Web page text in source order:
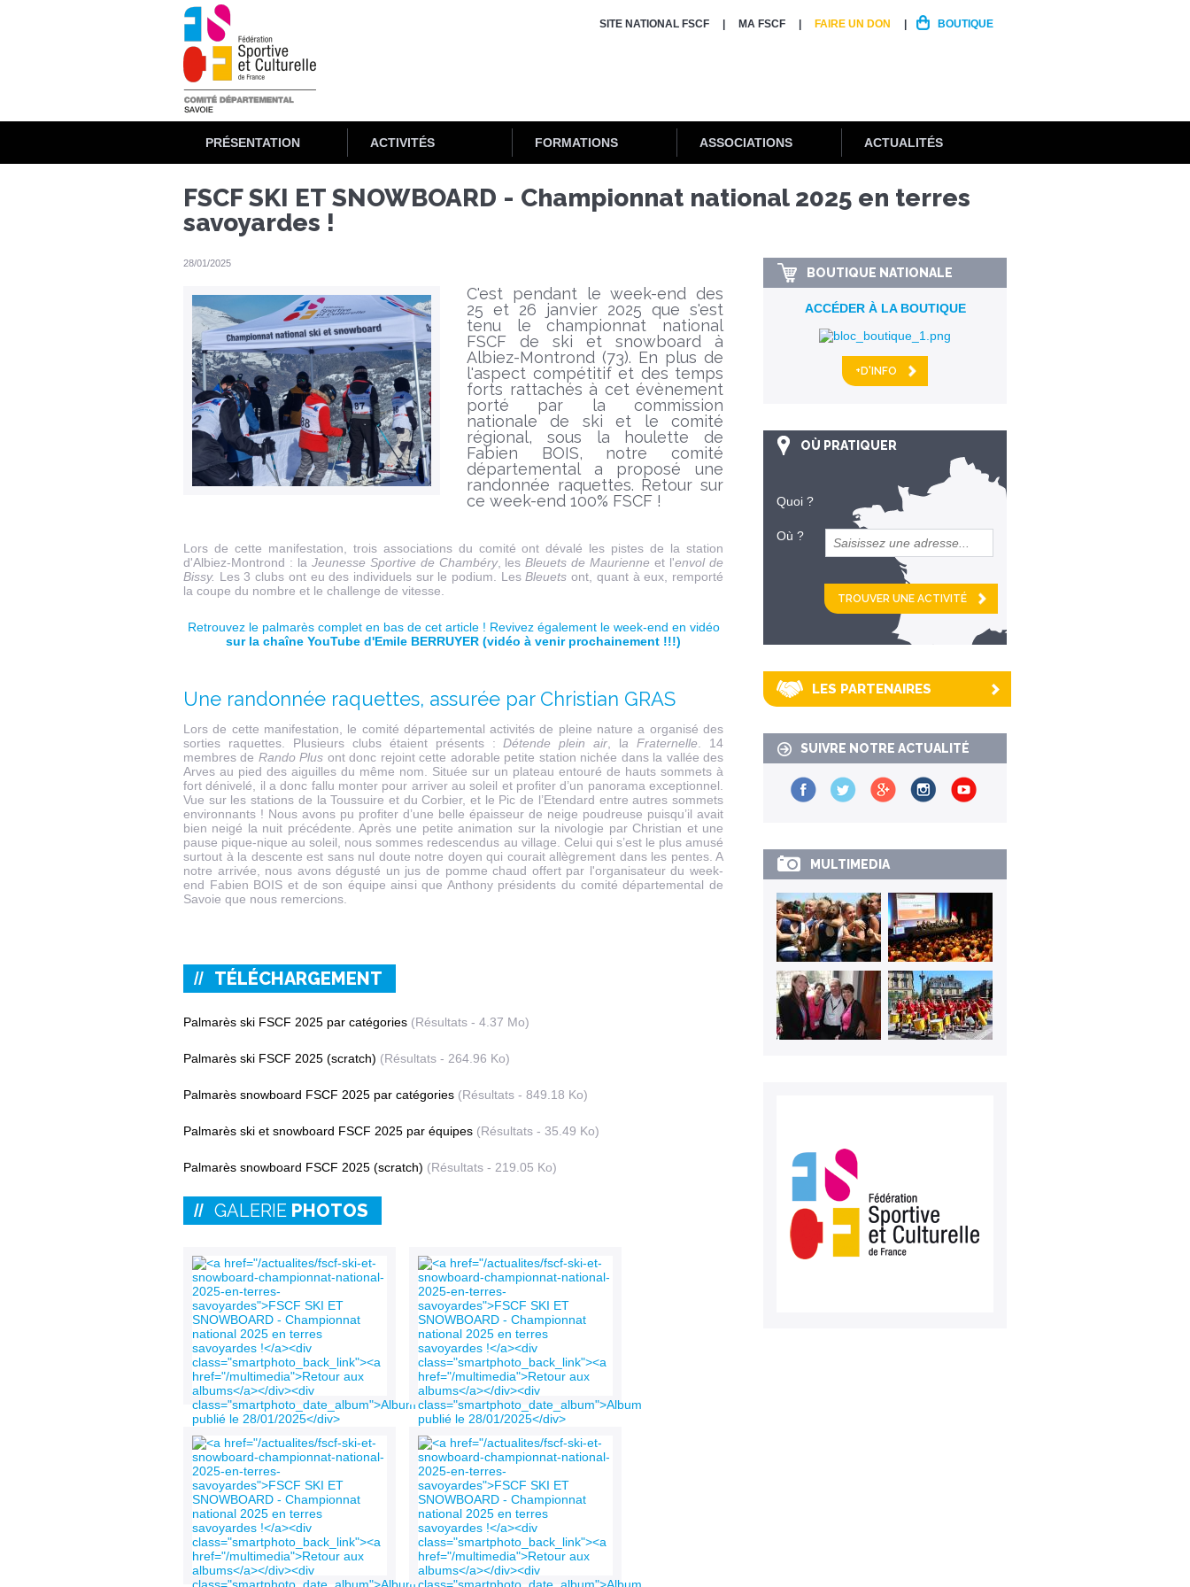
SITE NATIONAL FSCF MA FSCF FAIRE UN DON BOUTIQUE
PRÉSENTATION ACTIVITÉS FORMATIONS ASSOCIATIONS ACTUALITÉS
FSCF SKI ET SNOWBOARD - Championnat national 2025 en terres
savoyardes !
28/01/2025
C'est pendant le week-end des
25 et 26 janvier 2025 que s'est
tenu le championnat national
FSCF de ski et snowboard à
Albiez-Montrond (73). En plus de
l'aspect compétitif et des temps
forts rattachés à cet évènement
porté par la commission
nationale de ski et le comité
régional, sous la houlette de
Fabien BOIS, notre comité
départemental a proposé une
randonnée raquettes. Retour sur
ce week-end 100% FSCF !
Lors de cette manifestation, trois associations du comité ont dévalé les pistes de la station
d'Albiez-Montrond : la Jeunesse Sportive de Chambéry, lesBleuets de Maurienneet l'envol de
Bissy. Les 3 clubs ont eu des individuels sur le podium. LesBleuets ont, quant à eux, remporté
la coupe du nombre et le challenge de vitesse.
Retrouvez le palmarès complet en bas de cet article ! Revivez également le week-end en vidéo
sur la chaîne YouTube d'Emile BERRUYER (vidéo à venir prochainement !!!)
Une randonnée raquettes, assurée par Christian GRAS
Lors de cette manifestation, le comité départemental activités de pleine nature a organisé des
sorties raquettes. Plusieurs clubs étaient présents :Détende plein air , la Fraternelle . 14
membres de Rando Plus ont donc rejoint cette adorable petite station nichée dans la vallée des
Arves au pied des aiguilles du même nom. Située sur un plateau entouré de hauts sommets à
fort dénivelé, il a donc fallu monter pour arriver au soleil et profiter d’un panorama exceptionnel.
Vue sur les stations de la Toussuire et du Corbier, et le Pic de l’Etendard entre autres sommets
environnants ! Nous avons pu profiter d’une belle épaisseur de neige poudreuse puisqu’il avait
bien neigé la nuit précédente. Après une petite animation sur la nivologie par Christian et une
pause pique-nique au soleil, nous sommes redescendus au village. Celui qui s’est le plus amusé
surtout à la descente est sans nul doute notre doyen qui courait allègrement dans les pentes. A
notre arrivée, nous avons dégusté un jus de pomme chaud offert par l'organisateur du week-
end Fabien BOIS et de son équipe ainsi que Anthony présidents du comité départemental de
Savoie que nous remercions.
TÉLÉCHARGEMENT
Palmarès ski FSCF 2025 par catégories (Résultats - 4.37 Mo)
Palmarès ski FSCF 2025 (scratch) (Résultats - 264.96 Ko)
Palmarès snowboard FSCF 2025 par catégories (Résultats - 849.18 Ko)
Palmarès ski et snowboard FSCF 2025 par équipes (Résultats - 35.49 Ko)
Palmarès snowboard FSCF 2025 (scratch) (Résultats - 219.05 Ko)
GALERIE PHOTOS
BOUTIQUE NATIONALE
ACCÉDER À LA BOUTIQUE
+D'INFO
OÙ PRATIQUER
Quoi ?
Où ?
et
km alentour
LES PARTENAIRES
SUIVRE NOTRE ACTUALITÉ
MULTIMEDIA